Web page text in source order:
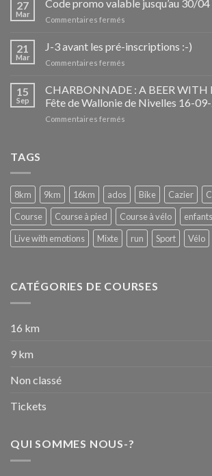
chaud
!!!
27
Mar
Code promo valable jusqu’au 30/04
Commentaires fermés
promo
valable
:-)
21
Mar
J-3 avant les pré-inscriptions :-)
Commentaires fermés
3
avant
les
15
Sep
CHARBONNADE : A BEER WITH
Fête de Wallonie de Nivelles 16-
Commentaires fermés
EMOTIONS
:-)
–
Fête
Wallonie
16-
09-
TAGS
8km 9km 16km ados Bike Cazier
Course
Course à pied Course à vélo
enfants
Live with emotions
Mixte run Sport Vélo
CATÉGORIES DE COURSES
16 km
9 km
Non classé
Tickets
QUI SOMMES NOUS-?